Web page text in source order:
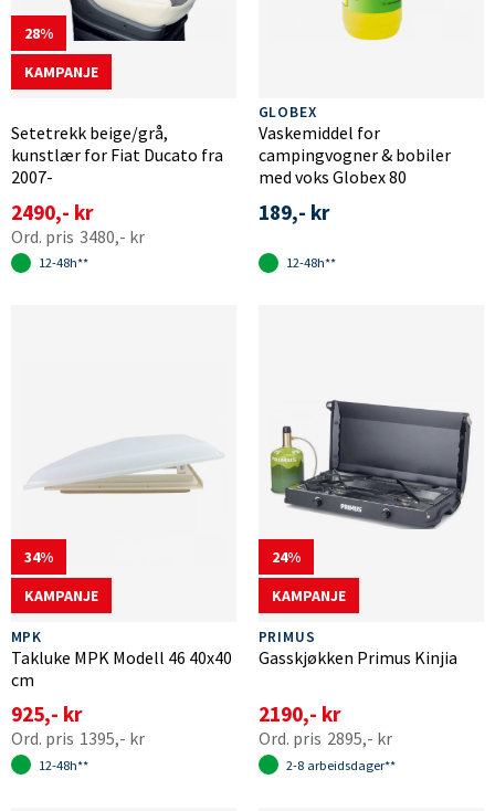
28
KAMPANJE
Setetrekk beige/grå,
kunstlær for Fiat Ducato fra
2007-
2490,- kr
3480,- kr
12-48h**
GLOBEX
Vaskemiddel for
campingvogner & bobiler
med voks Globex 80
189,- kr
12-48h**
34
KAMPANJE
MPK
Takluke MPK Modell 46 40x40
cm
925,- kr
1395,- kr
12-48h**
24
KAMPANJE
PRIMUS
Gasskjøkken Primus Kinjia
2190,- kr
2895,- kr
2-8 arbeidsdager**